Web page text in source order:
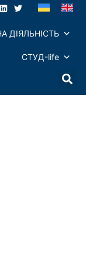
ДІЯЛЬНІСТЬ
СТУД-life